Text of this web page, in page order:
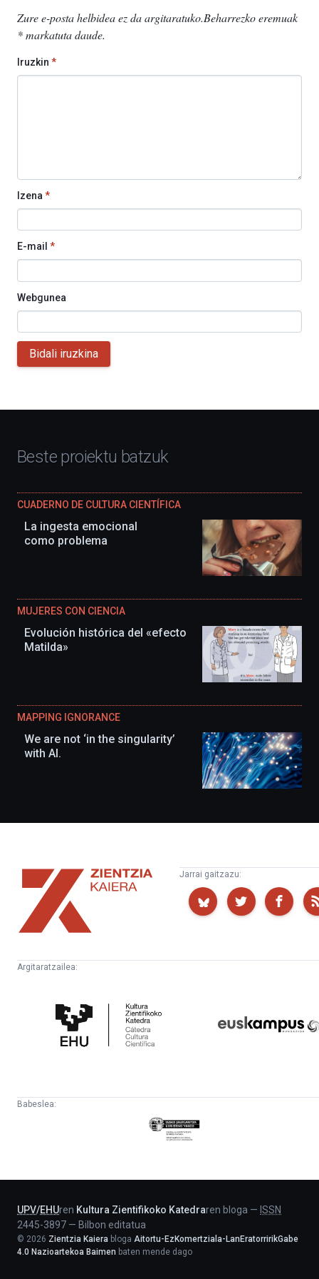
Zure e-posta helbidea ez da argitaratuko.Beharrezko eremuak
*markatuta daude.
Iruzkin *
Izena *
E-mail *
Webgunea
Bidali iruzkina
Beste proiektu batzuk
CUADERNO DE CULTURA CIENTÍFICA
La ingesta emocional
como problema
MUJERES CON CIENCIA
Evolución histórica del «efecto
Matilda»
MAPPING IGNORANCE
We are not ‘in the singularity’
with AI.
Zientzia
Kaiera
Jarrai gaitzazu:
Argitaratzailea:
Zientifikoko
Katedra
Babeslea:
Eusko
Jaurlaritza
UPV/EHUren Kultura Zientifikoko Katedraren bloga — ISSN
2445-3897 — Bilbon editatua
© 2026 Zientzia Kaiera bloga Aitortu-EzKomertziala-LanEratorririkGabe
4.0 Nazioartekoa Baimen baten mende dago